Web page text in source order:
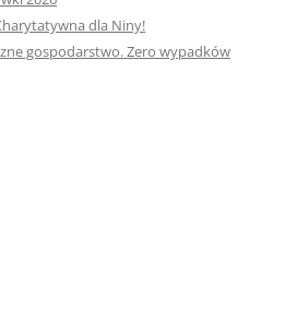
dla Niny!
gospodarstwo. Zero wypadków